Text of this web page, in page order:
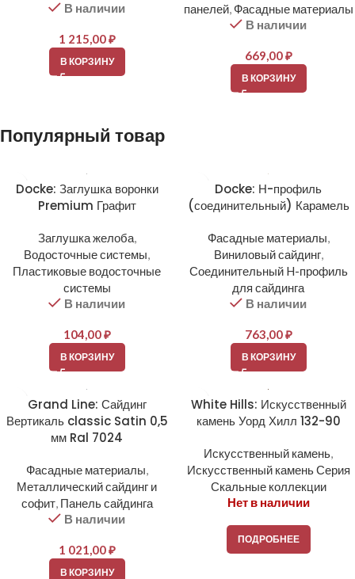
В наличии
1 215,00₽
В КОРЗИНУ
панелей, Фасадные материалы
В наличии
669,00₽
В КОРЗИНУ
Популярный товар
Docke: Заглушка воронки
Premium Графит
Заглушка желоба,
Водосточные системы,
Пластиковые водосточные
системы
В наличии
104,00₽
В КОРЗИНУ
Docke: Н-профиль
(соединительный) Карамель
Фасадные материалы,
Виниловый сайдинг,
Соединительный H-профиль
для сайдинга
В наличии
763,00₽
В КОРЗИНУ
Grand Line: Сайдинг
Вертикаль classic Satin 0,5
мм Ral 7024
Фасадные материалы,
Металлический сайдинг и
софит, Панель сайдинга
В наличии
1 021,00₽
В КОРЗИНУ
White Hills: Искусственный
камень Уорд Хилл 132-90
Искусственный камень,
Искусственный камень Серия
Скальные коллекции
Нет в наличии
ПОДРОБНЕЕ